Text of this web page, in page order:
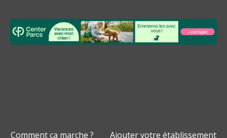
Comment ça marche ? Ajouter votre établissement